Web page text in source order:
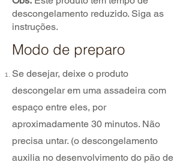
descongelamento reduzido. Siga as
instruções.
Modo de preparo
Se desejar, deixe o produto
descongelar em uma assadeira com
espaço entre eles, por
aproximadamente 30 minutos. Não
precisa untar. (o descongelamento
auxilia no desenvolvimento do pão de